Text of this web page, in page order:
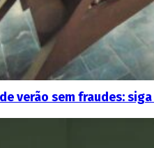
verão sem fraudes: